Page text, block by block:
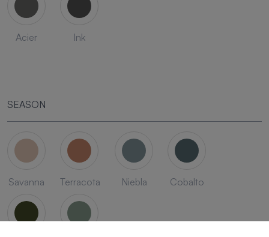
Acier Ink
SEASON
Savanna Terracota Niebla Cobalto